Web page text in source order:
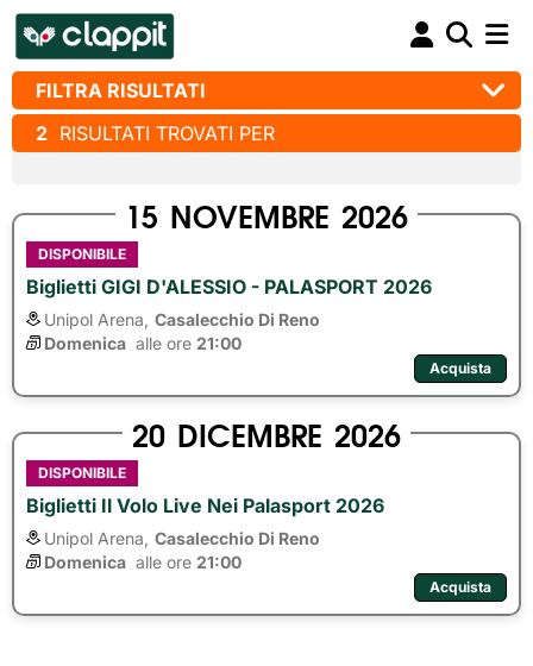
FILTRA RISULTATI
2 RISULTATI TROVATI PER
15 NOVEMBRE 2026
DISPONIBILE
Biglietti GIGI D'ALESSIO - PALASPORT 2026
Unipol Arena, Casalecchio Di Reno
Domenica alle ore 21:00
Acquista
20 DICEMBRE 2026
DISPONIBILE
Biglietti Il Volo Live Nei Palasport 2026
Unipol Arena, Casalecchio Di Reno
Domenica alle ore 21:00
Acquista